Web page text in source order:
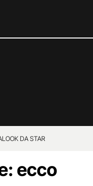
LOOK DA STAR
ecco